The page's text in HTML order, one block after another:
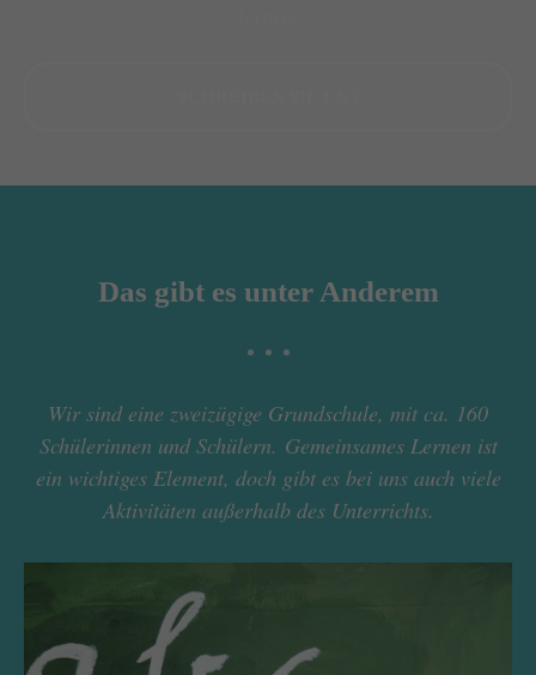
Das gibt es unter Anderem
Wir sind eine zweizügige Grundschule, mit ca. 160
Schülerinnen und Schülern. Gemeinsames Lernen ist
ein wichtiges Element, doch gibt es bei uns auch viele
Aktivitäten außerhalb des Unterrichts.